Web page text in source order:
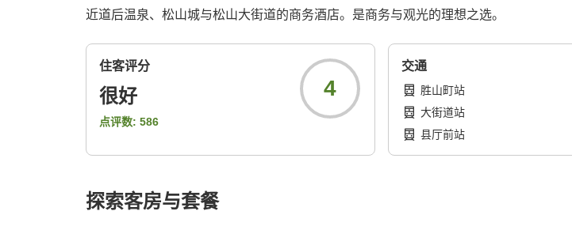
近道后温泉、松山城与松山大街道的商务酒店。是商务与观光的理想之选。
住客评分
很好
点评数: 586
4
交通
胜山町站
大街道站
县厅前站
探索客房与套餐